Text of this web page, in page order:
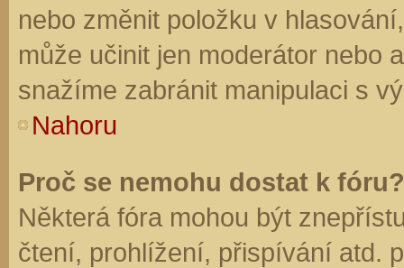
nebo změnit položku v
může učinit jen moderátor nebo
snažíme zabránit manipulaci s
Nahoru
Proč se nemohu dostat k fóru?
Některá fóra mohou být
čtení, prohlížení, přispívání atd.